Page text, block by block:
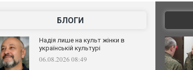
БЛОГИ
Надія лише на культ жінки в
українській культурі
06.08.2026 08:49